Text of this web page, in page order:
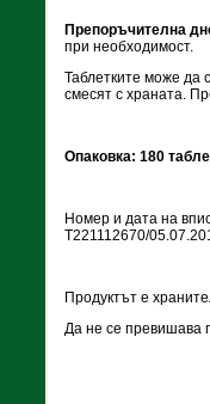
Препоръчителна
при необходимост.
Таблетките може да
смесят с храната.
Опаковка: 180
Номер и дата на
Т221112670/
Продуктът е
Да не се превишава